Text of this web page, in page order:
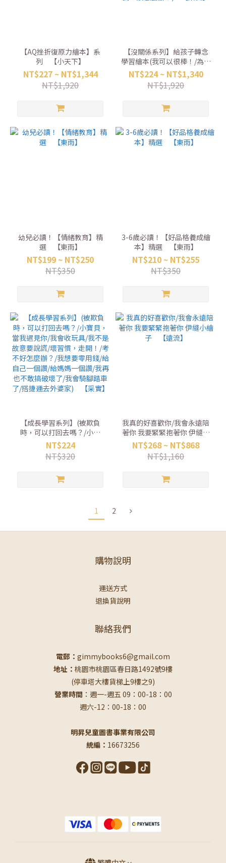
【AQ挫折復原力繪本】系
列 【小天下】
NT$227 ~ NT$1,344
NT$1,920
【沒關係系列】給孩子轉念
學習繪本(我可以很棒！/為什
麼每次都罵我？/我不敢哭，
我怕丟臉/我好害怕，該怎麼
辦？/我很生氣，該怎麼辦？/
【采實】
NT$224 ~ NT$1,340
NT$1,920
幼兒必讀！【情緒教育】精
選 【東雨】
NT$199 ~ NT$250
NT$350
3-6歲必讀！【好品格養成繪
本】精選 【東雨】
NT$210 ~ NT$255
NT$350
【成長學習系列】(被欺負
時，可以打回去嗎？/小寶
貝，當我遇見你/我會收玩具/
我不是故意要說謊/壞習慣，
走開！/考不好怎麼辦？/我想
媽一個讚/我再也不敢搞破壞
NT$224
NT$320
我真的好喜歡你/我會永遠陪
著你 我要緊緊抱著你 伊縫小
繪子 【遠流】
NT$268 ~ NT$868
NT$1,160
1 2
購物說明
運送方式
退換貨說明
聯絡我們
電郵： gimmybooks6@gmail.com
地址： 桃園市桃園區春日路1492號9樓
(停車塔大樓貨梯上9樓之9)
營業時間 ：週一-週五 09：00-18：00
週六-12：00-18：00
明昇兒童圖書事業有限公司
統編： 16673256